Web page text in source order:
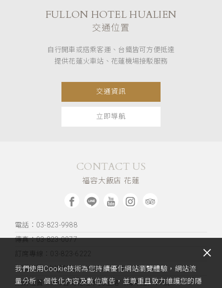
FULLON HOTEL HUALIEN
交通位置
自行開車或搭乘客運、台鐵皆可方便抵達
提供花蓮火車站、花蓮機場接駁服務
交通資訊
立即導航
CONTACT US
福容大飯店 花蓮
電話：03-823-9988
傳真：03-823-0077
訂席專線：03-823-6222
客服信箱：hl@fullon-hotels.com.tw
飯店位置：970台灣花蓮市民生路（海岸路）51號
我們使用Cookie技術為您持續優化網站瀏覽體驗，網站流
量分析、個性化內容及數位廣告，並尊重且致力維護您的隱